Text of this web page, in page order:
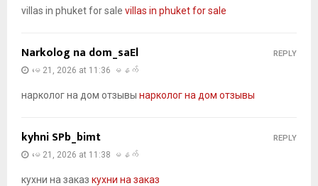
villas in phuket for sale villas in phuket for sale
Narkolog na dom_saEl
မေ 21, 2026 at 11:36 မနက်
нарколог на дом отзывы нарколог на дом отзывы
REPLY
kyhni SPb_bimt
မေ 21, 2026 at 11:38 မနက်
кухни на заказ кухни на заказ
REPLY